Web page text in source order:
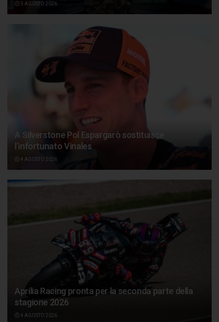
5 AGOSTO 2026
A Silverstone Pol Espargarò sostituisce
l’infortunato Vinales
4 AGOSTO 2026
Aprilia Racing pronta per la seconda parte della
stagione 2026
4 AGOSTO 2026